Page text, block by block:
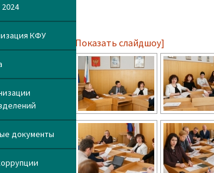
[Показать слайдшоу]
КФУ
документы